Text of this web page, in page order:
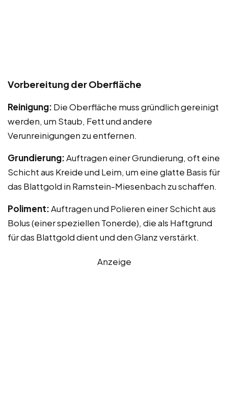
Vorbereitung der Oberfläche
Reinigung: Die Oberfläche muss gründlich gereinigt
werden, um Staub, Fett und andere
Verunreinigungen zu entfernen.
Grundierung:Auftragen einer Grundierung, oft eine
Schicht aus Kreide und Leim, um eine glatte Basis für
das Blattgold in Ramstein-Miesenbach zu schaffen.
Poliment:Auftragen und Polieren einer Schicht aus
Bolus (einer speziellen Tonerde), die als Haftgrund
für das Blattgold dient und den Glanz verstärkt.
Anzeige